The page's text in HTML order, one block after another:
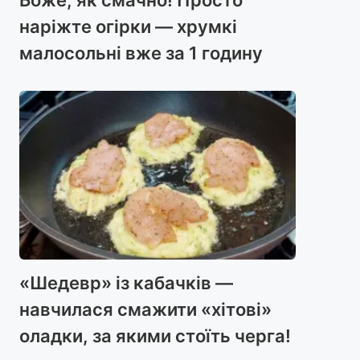
наріжте огірки — хрумкі
малосольні вже за 1 годину
«Шедевр» із кабачків —
навчилася смажити «хітові»
оладки, за якими стоїть черга!